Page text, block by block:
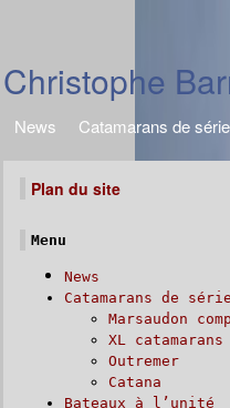
Christophe
News Catamarans de série
Plan du site
Menu
News
Catamarans de série
Marsaudon
XL catamarans
Outremer
Catana
Bateaux à l’unité